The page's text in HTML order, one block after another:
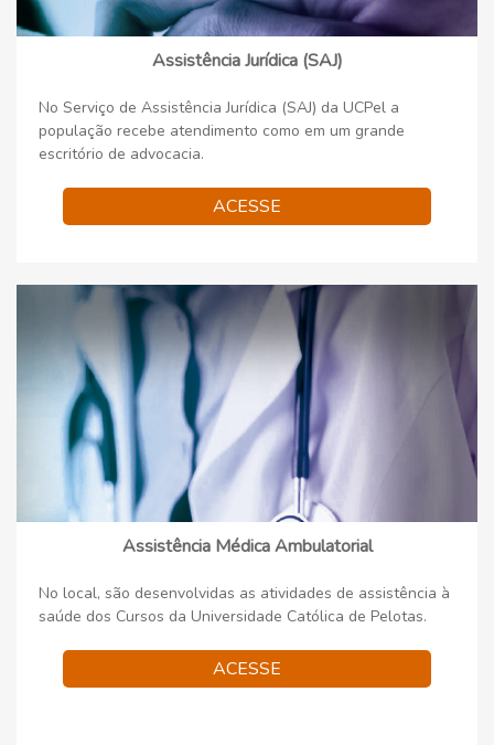
Assistência Jurídica (SAJ)
No Serviço de Assistência Jurídica (SAJ) da UCPel a
população recebe atendimento como em um grande
escritório de advocacia.
ACESSE
Assistência Médica Ambulatorial
No local, são desenvolvidas as atividades de assistência à
saúde dos Cursos da Universidade Católica de Pelotas.
ACESSE